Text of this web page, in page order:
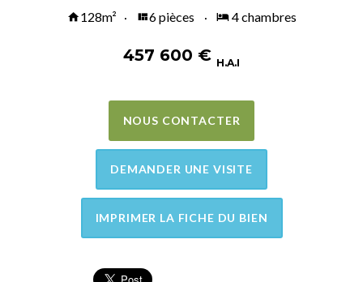
128m² 6 pièces 4 chambres
457 600 € H.A.I
NOUS CONTACTER
DEMANDER UNE VISITE
IMPRIMER LA FICHE DU BIEN